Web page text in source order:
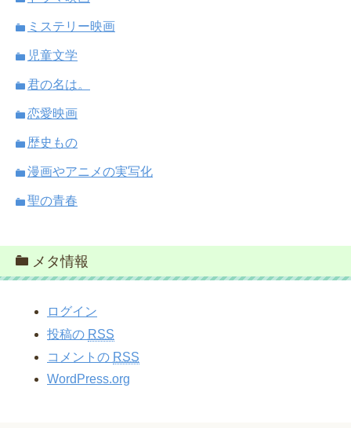
ミステリー映画
児童文学
君の名は。
恋愛映画
歴史もの
漫画やアニメの実写化
聖の青春
メタ情報
ログイン
投稿の RSS
コメントの RSS
WordPress.org